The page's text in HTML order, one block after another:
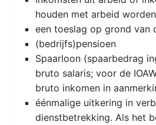
houden met arbeid
een toeslag op grond van
(bedrijfs)pensioen
Spaarloon (spaarbedrag
bruto salaris; voor de
bruto inkomen in
éénmalige uitkering in
dienstbetrekking. Als het